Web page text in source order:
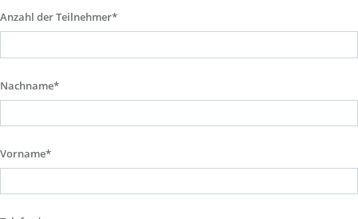
Anzahl der Teilnehmer*
Nachname*
Vorname*